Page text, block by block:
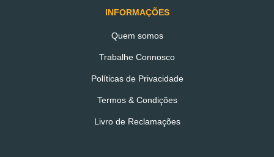
GOSTAR
INFORMAÇÕES
Quem somos
Trabalhe Connosco
Políticas de Privacidade
Termos & Condições
Livro de Reclamações